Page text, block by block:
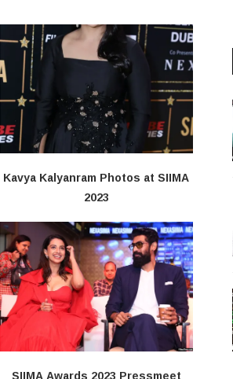
Kavya Kalyanram Photos at SIIMA
2023